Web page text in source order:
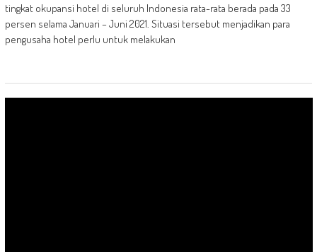
tingkat okupansi hotel di seluruh Indonesia rata-rata berada pada 33
persen selama Januari – Juni 2021. Situasi tersebut menjadikan para
pengusaha hotel perlu untuk melakukan